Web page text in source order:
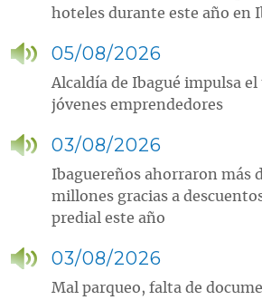
hoteles durante este año en
05/08/2026
Alcaldía de Ibagué impulsa
jóvenes emprendedores
03/08/2026
Ibaguereños ahorraron más
millones gracias a
predial este año
03/08/2026
Mal parqueo, falta de